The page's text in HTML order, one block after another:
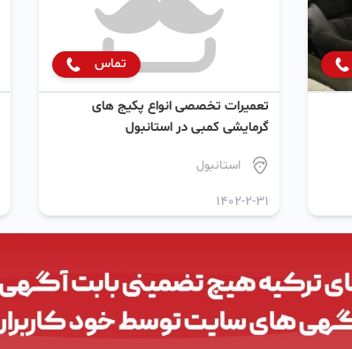
تماس
تعمیرات تخصصی انواع پکیج های
گرمایشی کمبی در استانبول
استانبول
1402-2-31